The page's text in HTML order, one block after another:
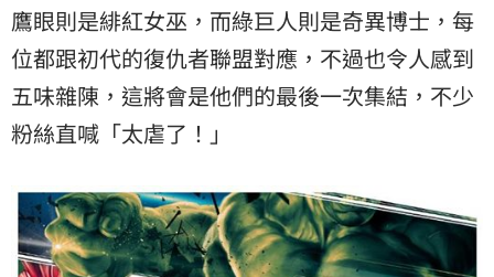
鷹眼則是緋紅女巫，而綠巨人則是奇異博士，每
位都跟初代的復仇者聯盟對應，不過也令人感到
五味雜陳，這將會是他們的最後一次集結，不少
粉絲直喊「太虐了！」